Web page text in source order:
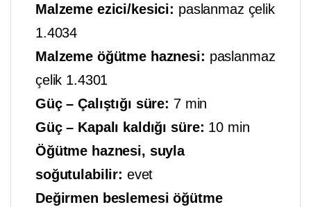
Malzeme ezici/kesici: paslanmaz çelik
1.4034
Malzeme öğütme haznesi: paslanmaz
çelik 1.4301
Güç – Çalıştığı süre: 7 min
Güç – Kapalı kaldığı süre: 10 min
Öğütme haznesi, suyla
soğutulabilir: evet
Değirmen beslemesi öğütme